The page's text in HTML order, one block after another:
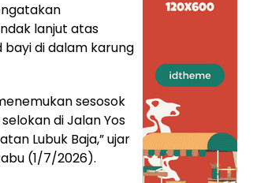
lanjut atas
di dalam karung
sesosok
di Jalan Yos
Lubuk Baja,” ujar
(1/7/2026).